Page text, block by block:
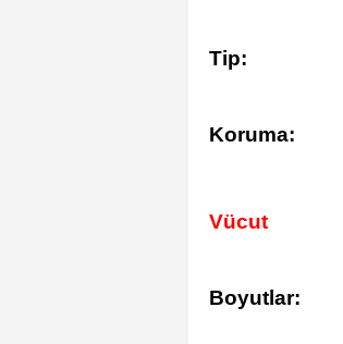
Tip:
Koruma:
Vücut
Boyutlar: